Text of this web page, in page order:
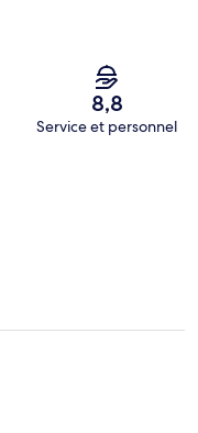
8,8
Service et personnel